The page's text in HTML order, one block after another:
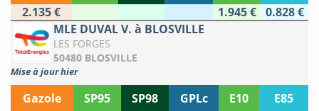
2.135 €
1.945 €
0.828 €
MLE DUVAL V. à BLOSVILLE
LES FORGES
50480 BLOSVILLE
Mise à jour hier
Gazole SP95 SP98 GPLc E10
E85